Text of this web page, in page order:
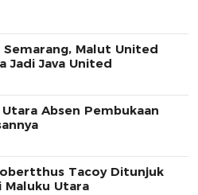
Semarang, Malut United
Jadi Java United
Absen Pembukaan
Tacoy Ditunjuk
Maluku Utara